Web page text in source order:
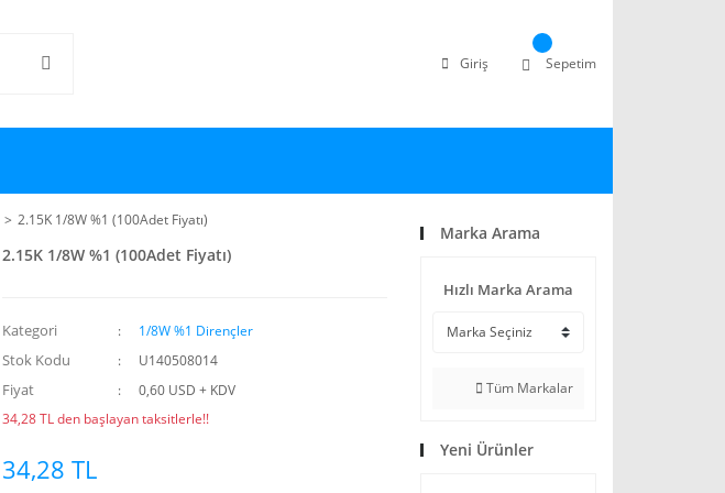
Giriş Sepetim
2.15K 1/8W %1 (100Adet Fiyatı)
2.15K 1/8W %1 (100Adet Fiyatı)
Kategori 1/8W %1 Dirençler
Stok Kodu U140508014
Fiyat
0,60 USD + KDV
34,28 TL den başlayan taksitlerle!!
34,28 TL
Marka Arama
Hızlı Marka Arama
Tüm Markalar
Yeni Ürünler